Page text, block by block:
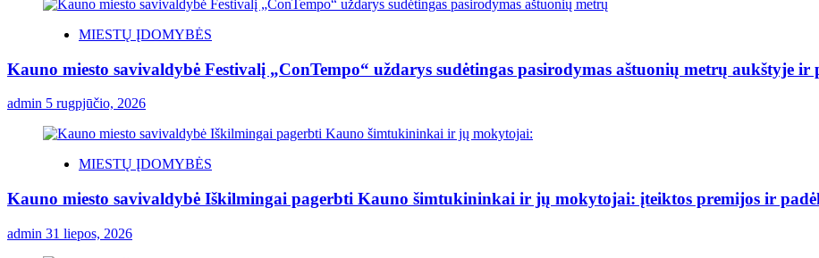
MIESTŲ ĮDOMYBĖS
Kauno miesto savivaldybė Festivalį „ConTempo“ uždarys sudėtingas pasirodymas aštuonių metrų aukštyje
admin 5 rugpjūčio, 2026
MIESTŲ ĮDOMYBĖS
Kauno miesto savivaldybė Iškilmingai pagerbti Kauno šimtukininkai ir jų mokytojai: įteiktos premijos ir
admin 31 liepos, 2026